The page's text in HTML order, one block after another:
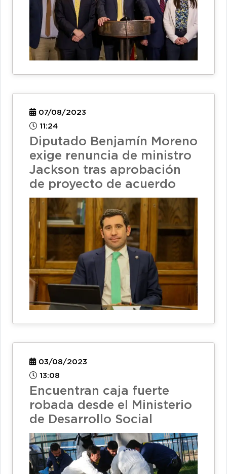
07/08/2023
11:24
Diputado Benjamín Moreno
exige renuncia de ministro
Jackson tras aprobación
de proyecto de acuerdo
03/08/2023
13:08
Encuentran caja fuerte
robada desde el Ministerio
de Desarrollo Social